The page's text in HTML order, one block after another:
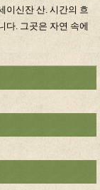
이신잔 산. 시간의 흐
다. 그곳은 자연 속에